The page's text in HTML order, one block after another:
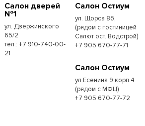
Салон дверей
№1
ул. Дзержинского
65/2
тел.: +7 910-740-00-
21
Салон Остиум
ул. Щорса 8б,
(рядом с гостиницей
Салют ост. Водстрой)
+7 905 670-77-71
Салон Остиум
ул.Есенина 9 корп.4
(рядом с МФЦ)
+7 905 670-77-72